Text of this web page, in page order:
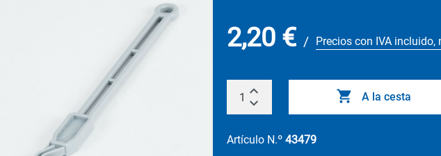
2,20 € / Precios con IVA
A la cesta
Artículo N.º 43479